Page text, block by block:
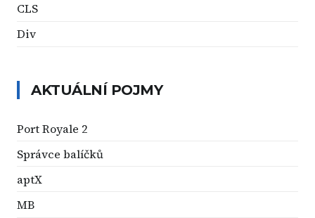
CLS
Div
AKTUÁLNÍ POJMY
Port Royale 2
Správce balíčků
aptX
MB